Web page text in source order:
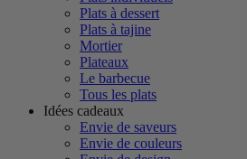
Plats à dessert
Plats à tajine
Mortier
Plateaux
Le barbecue
Tous les plats
Idées cadeaux
Envie de saveurs
Envie de couleurs